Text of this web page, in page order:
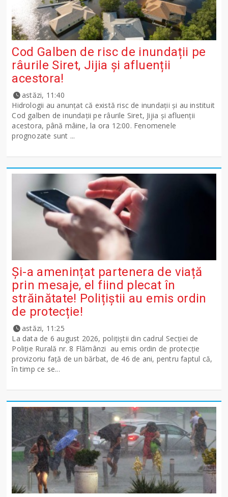
Cod Galben de risc de inundații pe
râurile Siret, Jijia și afluenții
acestora!
astăzi, 11:40
Hidrologii au anunțat că există risc de inundații și au instituit
Cod galben de inundații pe râurile Siret, Jijia și afluenții
acestora, până mâine, la ora 12:00. Fenomenele
prognozate sunt ...
Și-a amenințat partenera de viață
prin mesaje, el fiind plecat în
străinătate! Polițiștii au emis ordin
de protecție!
astăzi, 11:25
La data de 6 august 2026, polițiștii din cadrul Secției de
Poliție Rurală nr. 8 Flămânzi au emis ordin de protecție
provizoriu față de un bărbat, de 46 de ani, pentru faptul că,
în timp ce se...